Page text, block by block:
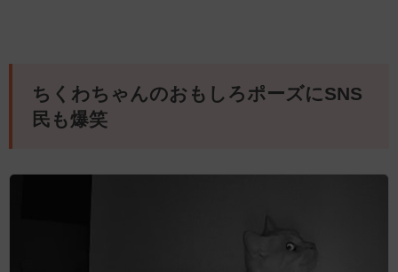
ちくわちゃんのおもしろポーズにSNS
民も爆笑